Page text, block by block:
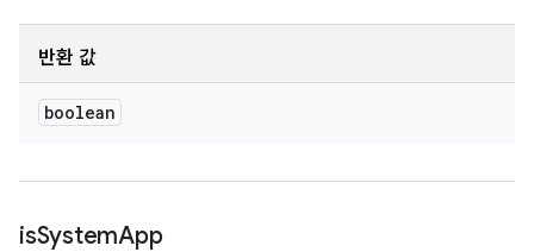
반환 값
boolean
isSystemApp